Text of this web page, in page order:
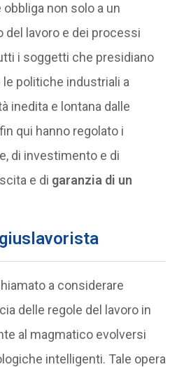
non solo a un
del lavoro e dei processi
i soggetti che presidiano
le politiche industriali a
inedita e lontana dalle
qui hanno regolato i
di investimento e di
e di garanzia di un
a considerare
delle regole del lavoro in
al magmatico evolversi
intelligenti. Tale opera